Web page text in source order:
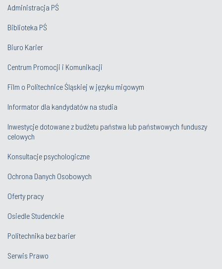
Administracja PŚ
Biblioteka PŚ
Biuro Karier
Centrum Promocji i Komunikacji
Film o Politechnice Śląskiej w języku migowym
Informator dla kandydatów na studia
Inwestycje dotowane z budżetu państwa lub państwowych funduszy
celowych
Konsultacje psychologiczne
Ochrona Danych Osobowych
Oferty pracy
Osiedle Studenckie
Politechnika bez barier
Serwis Prawo